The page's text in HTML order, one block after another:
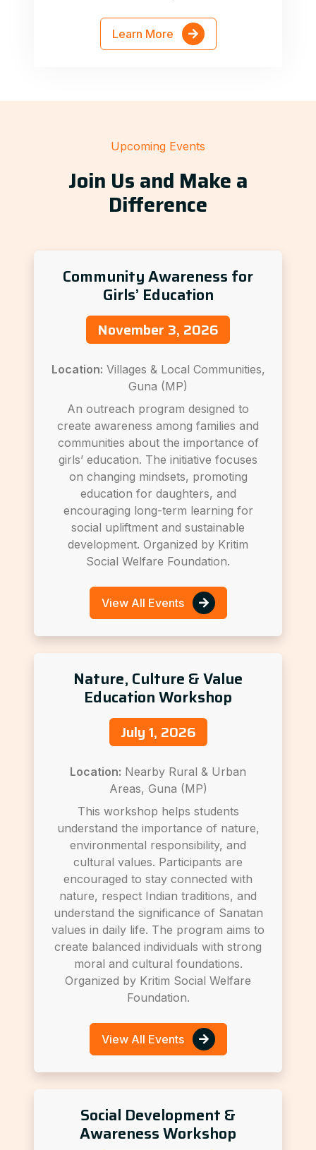
Learn More
Upcoming Events
Join Us and Make a
Difference
Community Awareness for
Girls’ Education
November 3, 2026
Location: Villages & Local Communities,
Guna (MP)
An outreach program designed to
create awareness among families and
communities about the importance of
girls’ education. The initiative focuses
on changing mindsets, promoting
education for daughters, and
encouraging long-term learning for
social upliftment and sustainable
development. Organized by Kritim
Social Welfare Foundation.
View All Events
Nature, Culture & Value
Education Workshop
July 1, 2026
Location: Nearby Rural & Urban
Areas, Guna (MP)
This workshop helps students
understand the importance of nature,
environmental responsibility, and
cultural values. Participants are
encouraged to stay connected with
nature, respect Indian traditions, and
understand the significance of Sanatan
values in daily life. The program aims to
create balanced individuals with strong
moral and cultural foundations.
Organized by Kritim Social Welfare
Foundation.
View All Events
Social Development &
Awareness Workshop